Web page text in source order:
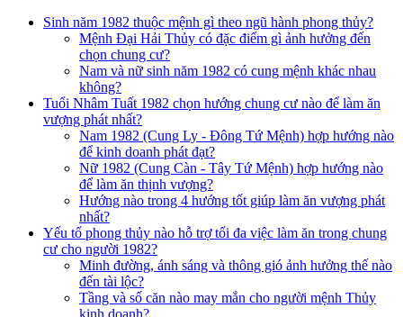
Sinh năm 1982 thuộc mệnh gì theo ngũ hành phong thủy?
Mệnh Đại Hải Thủy có đặc điểm gì ảnh hưởng đến
chọn chung cư?
Nam và nữ sinh năm 1982 có cung mệnh khác nhau
không?
Tuổi Nhâm Tuất 1982 chọn hướng chung cư nào để làm ăn
vượng phát nhất?
Nam 1982 (Cung Ly - Đông Tứ Mệnh) hợp hướng nào
để kinh doanh phát đạt?
Nữ 1982 (Cung Càn - Tây Tứ Mệnh) hợp hướng nào
để làm ăn thịnh vượng?
Hướng nào trong 4 hướng tốt giúp làm ăn vượng phát
nhất?
Yếu tố phong thủy nào hỗ trợ tối đa việc làm ăn trong chung
cư cho người 1982?
Minh đường, ánh sáng và thông gió ảnh hưởng thế nào
đến tài lộc?
Tầng và số căn nào may mắn cho người mệnh Thủy
kinh doanh?